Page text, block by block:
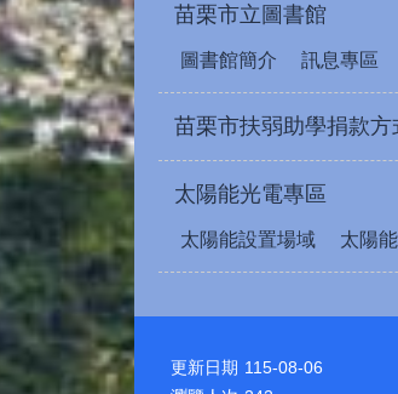
苗栗市立圖書館
圖書館簡介 訊息專區
苗栗市扶弱助學捐款方
太陽能光電專區
太陽能設置場域 太陽
更新日期 115-08-06